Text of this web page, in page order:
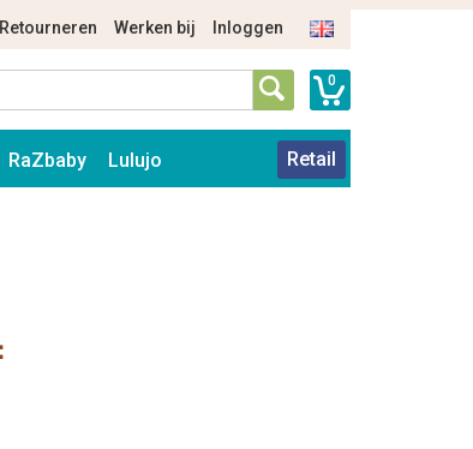
Retourneren Werken bij Inloggen
0
RaZbaby Lulujo Retail